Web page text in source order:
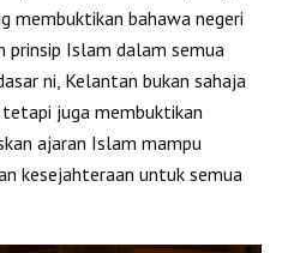
membuktikan bahawa negeri
prinsip Islam dalam semua
ni, Kelantan bukan sahaja
juga membuktikan
ajaran Islam mampu
kesejahteraan untuk semua